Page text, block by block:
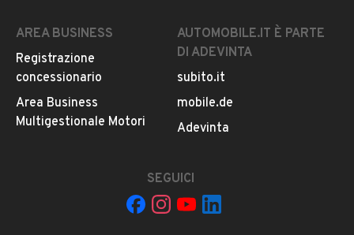
AREA BUSINESS
Registrazione
concessionario
Area Business
Multigestionale Motori
AUTOMOBILE.IT È PARTE
DI ADEVINTA
subito.it
mobile.de
Adevinta
SEGUICI